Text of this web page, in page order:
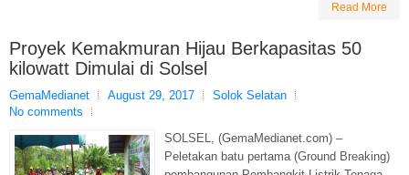
Read More
Proyek Kemakmuran Hijau Berkapasitas 50
kilowatt Dimulai di Solsel
GemaMedianet August 29, 2017
Solok Selatan
No comments
SOLSEL, (GemaMedianet.com) –
Peletakan batu pertama (Ground Breaking)